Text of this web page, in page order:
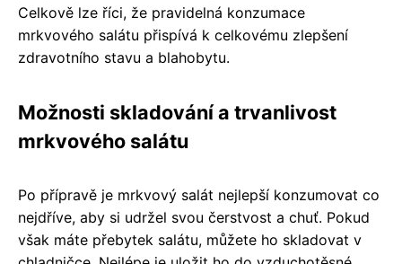
Celkově lze říci, že pravidelná konzumace
mrkvového salátu přispívá k celkovému zlepšení
zdravotního stavu a blahobytu.
Možnosti skladování a trvanlivost
mrkvového salátu
Po přípravě je mrkvový salát nejlepší konzumovat co
nejdříve, aby si udržel svou čerstvost a chuť. Pokud
však máte přebytek salátu, můžete ho skladovat v